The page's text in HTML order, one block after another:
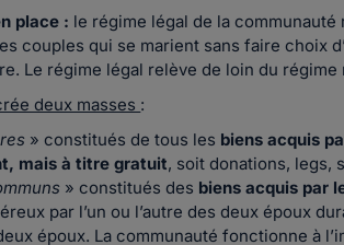
place : le régime légal de la
couples qui se marient sans faire choix
Le régime légal relève de loin du
deux masses :
» constitués de tous les biens acquis
mais à titre gratuit, soit donations, legs,
» constitués des biens acquis par
par l’un ou l’autre des deux époux
époux. La communauté fonctionne à